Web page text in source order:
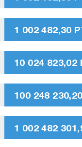
1 002 482,30
10 024 823,02
100 248
1 002 482